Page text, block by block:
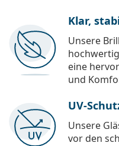
Klar,
Unsere
eine
und
UV-
Unsere
vor den